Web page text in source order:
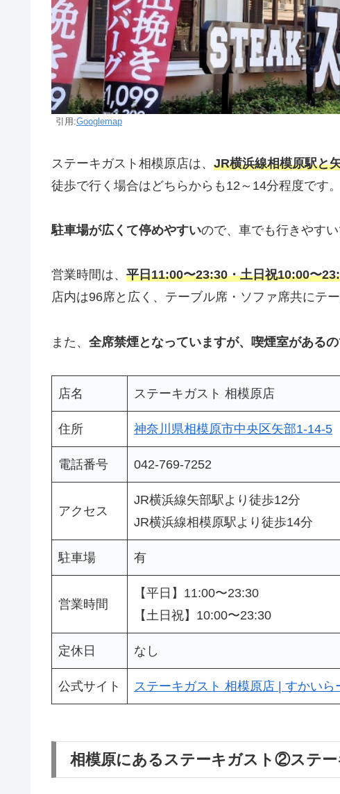
引用:Googlemap
ステーキガスト相模原店は、 JR横浜線相模原駅と
徒歩で行く場合はどちらからも12～14分程度です。
駐車場が広くて停めやすいので、車でも行きやすい
営業時間は、 平日11:00〜23:30・土日祝10:00〜
店内は96席と広く、テーブル席・ソファ席共にテ
また、 全席禁煙となっていますが、喫煙室がある
店名 ステーキガスト 相模原店
住所 神奈川県相模原市中央区矢部1-14-5
電話番号 042-769-7252
アクセス
JR横浜線矢部駅より徒歩12分
JR横浜線相模原駅より徒歩14分
駐車場 有
営業時間
【平日】11:00〜23:30
【土日祝】10:00〜23:30
定休日 なし
公式サイト ステーキガスト 相模原店 | すかい
相模原にあるステーキガスト②ステ